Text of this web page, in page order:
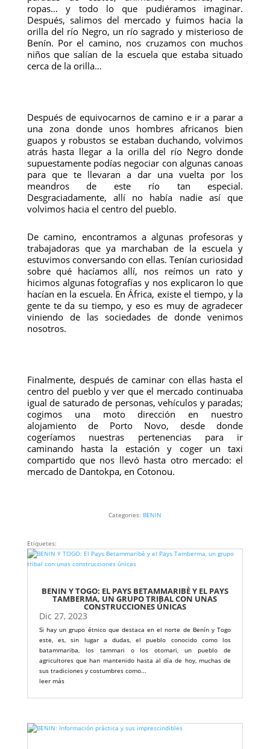
ropas… y todo lo que pudiéramos imaginar.
Después, salimos del mercado y fuimos hacia la
orilla del río Negro, un río sagrado y misterioso de
Benín. Por el camino, nos cruzamos con muchos
niños que salían de la escuela que estaba situado
cerca de la orilla…
Después de equivocarnos de camino e ir a parar a
una zona donde unos hombres africanos bien
guapos y robustos se estaban duchando, volvimos
atrás hasta llegar a la orilla del río Negro donde
supuestamente podías negociar con algunas canoas
para que te llevaran a dar una vuelta por los
meandros de este río tan especial.
Desgraciadamente, allí no había nadie así que
volvimos hacia el centro del pueblo.
De camino, encontramos a algunas profesoras y
trabajadoras que ya marchaban de la escuela y
estuvimos conversando con ellas. Tenían curiosidad
sobre qué hacíamos allí, nos reímos un rato y
hicimos algunas fotografías y nos explicaron lo que
hacían en la escuela. En África, existe el tiempo, y la
gente te da su tiempo, y eso es muy de agradecer
viniendo de las sociedades de donde venimos
nosotros.
Finalmente, después de caminar con ellas hasta el
centro del pueblo y ver que el mercado continuaba
igual de saturado de personas, vehículos y paradas;
cogimos una moto dirección en nuestro
alojamiento de Porto Novo, desde donde
cogeríamos nuestras pertenencias para ir
caminando hasta la estación y coger un taxi
compartido que nos llevó hasta otro mercado: el
mercado de Dantokpa, en Cotonou.
Categories: BENIN
Etiquetes:
BENIN Y TOGO: EL PAYS BETAMMARIBÈ Y EL PAYS
TAMBERMA, UN GRUPO TRIBAL CON UNAS
CONSTRUCCIONES ÚNICAS
Dic 27, 2023
Si hay un grupo étnico que destaca en el norte de Benín y Togo
este, es, sin lugar a dudas, el pueblo conocido como los
batammariba, los tammari o los otomari, un pueblo de
agricultores que han mantenido hasta al día de hoy, muchas de
sus tradiciones y costumbres como...
leer más